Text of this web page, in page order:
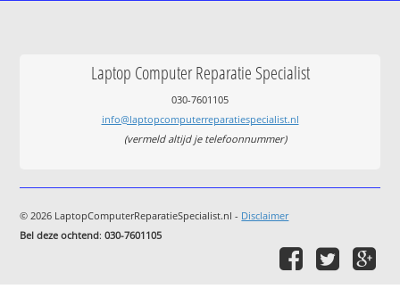
Laptop Computer Reparatie Specialist
030-7601105
info@laptopcomputerreparatiespecialist.nl
(vermeld altijd je telefoonnummer)
© 2026 LaptopComputerReparatieSpecialist.nl - Disclaimer
Bel deze ochtend:030-7601105